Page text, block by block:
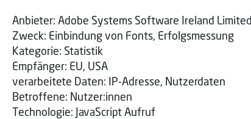
Anbieter: Adobe Systems Software Ireland
Zweck: Einbindung von Fonts, Erfolgsmessung
Kategorie: Statistik
Empfänger: EU, USA
verarbeitete Daten: IP-Adresse, Nutzerdaten
Betroffene: Nutzer:innen
Technologie: JavaScript Aufruf